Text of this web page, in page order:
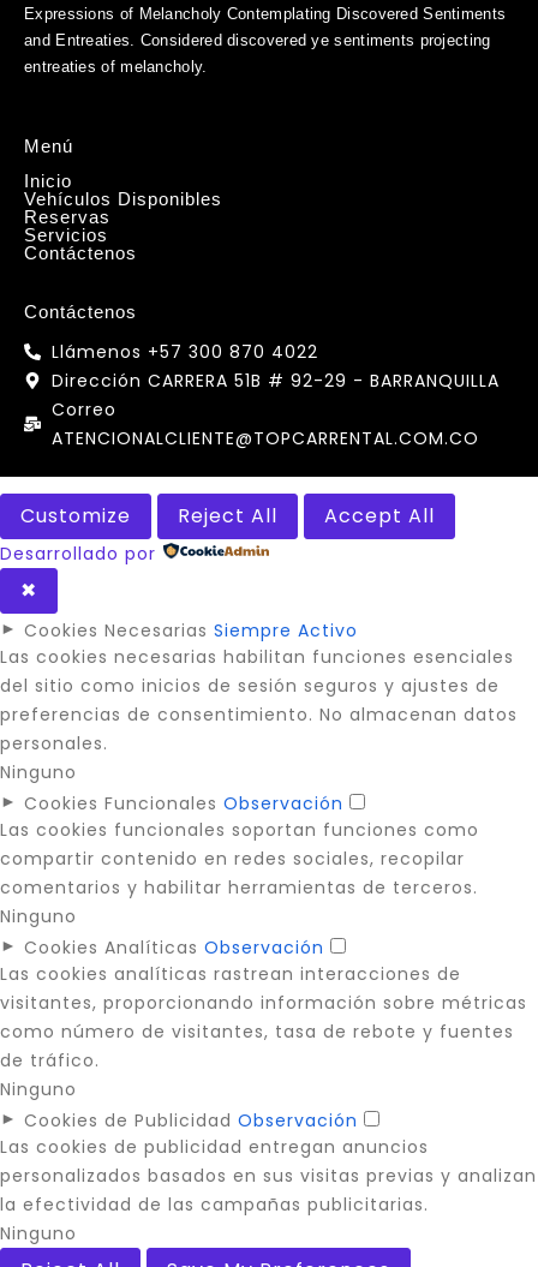
Expressions of Melancholy Contemplating Discovered Sentiments
and Entreaties. Considered discovered ye sentiments projecting
entreaties of melancholy.
Menú
Inicio
Vehículos Disponibles
Reservas
Servicios
Contáctenos
Contáctenos
Llámenos +57 300 870 4022
Dirección CARRERA 51B # 92-29 - BARRANQUILLA
Correo
ATENCIONALCLIENTE@TOPCARRENTAL.COM.CO
Customize Reject All Accept All
Desarrollado por
✖
► Cookies Necesarias Siempre Activo
Las cookies necesarias habilitan funciones esenciales
del sitio como inicios de sesión seguros y ajustes de
preferencias de consentimiento. No almacenan datos
personales.
Ninguno
► Cookies Funcionales Observación
Las cookies funcionales soportan funciones como
compartir contenido en redes sociales, recopilar
comentarios y habilitar herramientas de terceros.
Ninguno
► Cookies Analíticas Observación
Las cookies analíticas rastrean interacciones de
visitantes, proporcionando información sobre métricas
como número de visitantes, tasa de rebote y fuentes
de tráfico.
Ninguno
► Cookies de Publicidad Observación
Las cookies de publicidad entregan anuncios
personalizados basados en sus visitas previas y analizan
la efectividad de las campañas publicitarias.
Ninguno